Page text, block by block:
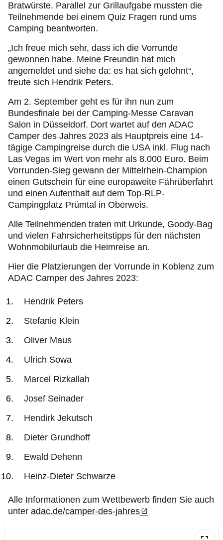
Bratwürste. Parallel zur Grillaufgabe mussten die
Teilnehmende bei einem Quiz Fragen rund ums
Camping beantworten.
„Ich freue mich sehr, dass ich die Vorrunde
gewonnen habe. Meine Freundin hat mich
angemeldet und siehe da: es hat sich gelohnt“,
freute sich Hendrik Peters.
Am 2. September geht es für ihn nun zum
Bundesfinale bei der Camping-Messe Caravan
Salon in Düsseldorf. Dort wartet auf den ADAC
Camper des Jahres 2023 als Hauptpreis eine 14-
tägige Campingreise durch die USA inkl. Flug nach
Las Vegas im Wert von mehr als 8.000 Euro. Beim
Vorrunden-Sieg gewann der Mittelrhein-Champion
einen Gutschein für eine europaweite Fährüberfahrt
und einen Aufenthalt auf dem Top-RLP-
Campingplatz Prümtal in Oberweis.
Alle Teilnehmenden traten mit Urkunde, Goody-Bag
und vielen Fahrsicherheitstipps für den nächsten
Wohnmobilurlaub die Heimreise an.
Hier die Platzierungen der Vorrunde in Koblenz zum
ADAC Camper des Jahres 2023:
Hendrik Peters
Stefanie Klein
Oliver Maus
Ulrich Sowa
Marcel Rizkallah
Josef Seinader
Hendirk Jekutsch
Dieter Grundhoff
Ewald Dehenn
Heinz-Dieter Schwarze
Alle Informationen zum Wettbewerb finden Sie auch
unter adac.de/camper-des-jahres